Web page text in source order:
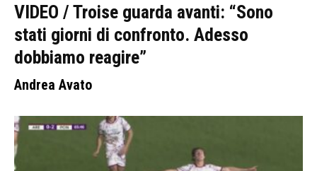
VIDEO / Troise guarda avanti: “Sono
stati giorni di confronto. Adesso
dobbiamo reagire”
Andrea Avato